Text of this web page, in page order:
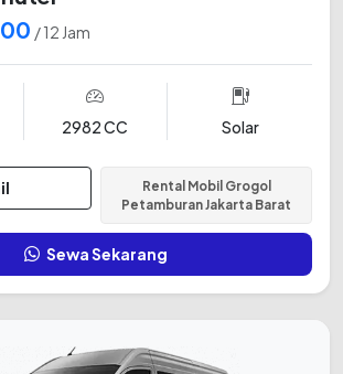
/ 12 Jam
2982 CC Solar
Rental Mobil Grogol
Petamburan Jakarta Barat
Sewa Sekarang